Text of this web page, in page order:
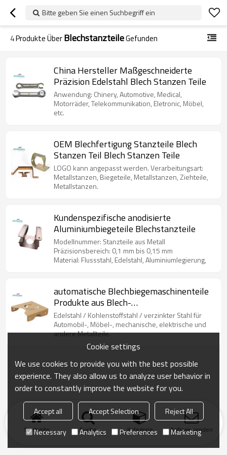
Bitte geben Sie einen Suchbegriff ein
4Produkte ÜberBlechstanzteileGefunden
China Hersteller Maßgeschneiderte
Präzision Edelstahl Blech Stanzen Teile
Anwendung: Chinery, Automotive, Medical,
Motorräder, Telekommunikation, Eletronic, Möbel,
etc.
OEM Blechfertigung Stanzteile Blech
Stanzen Teil Blech Stanzen Teile
LOGO kann angepasst werden. Verarbeitungsart:
Metallstanzen, Biegeteile, Metallstanzen, Ziehteile,
Metallstanzen.
Kundenspezifische anodisierte
Aluminiumbiegeteile Blechstanzteile
Modellnummer: Stanzteile aus Metall
Präzisionsbereich: 0,1 mm bis 0,15 mm
Material: Flussstahl, Edelstahl, Aluminiumlegierung,
automatische Blechbiegemaschinenteile
Produkte aus Blech-
Präzisionsmetallstanzteilen
Edelstahl / Kohlenstoffstahl / verzinkter Stahl für
Automobil-, Möbel-, mechanische, elektrische und
andere Metallteile.
Startseite Suche Kategorie Anfrage senden
Cookie settings
We use cookies to provide you with the best possible
experience. They also allow us to analyze user behavior in
order to constantly improve the website for you.
Accept all Accept Selection
Reject All
Necessary
Analytics Preferences Marketing